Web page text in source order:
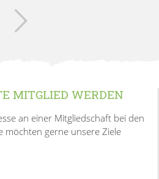
MITGLIED WERDEN
an einer Mitgliedschaft bei den
möchten gerne unsere Ziele